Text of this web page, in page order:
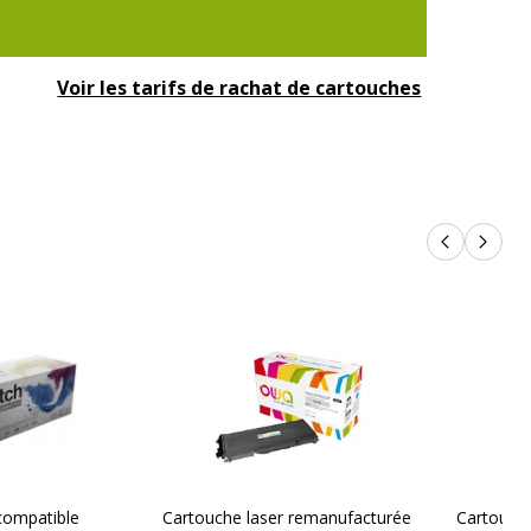
Voir les tarifs de rachat de cartouches
Produits
Cartouche laser remanufacturée